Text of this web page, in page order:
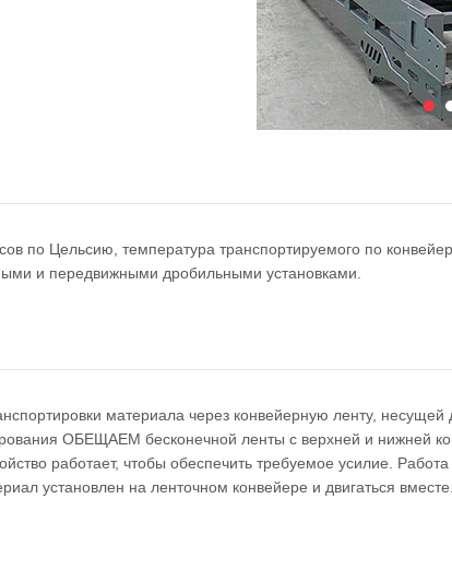
по Цельсию, температура транспортируемого по
и передвижными дробильными установками.
материала через конвейерную ленту, несущей
ОБЕЩАЕМ бесконечной ленты с верхней и нижней
работает, чтобы обеспечить требуемое усилие.
установлен на ленточном конвейере и двигаться вместе.